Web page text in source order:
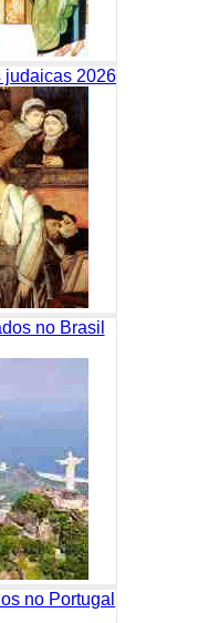
judaicas 2026
no Brasil
no Portugal